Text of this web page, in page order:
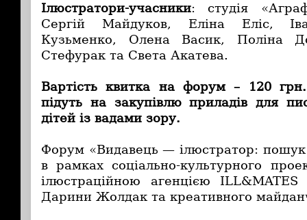
Ілюстратори-учасники: студія
Сергій Майдуков, Еліна Еліс,
Кузьменко, Олена Васик, Поліна
Стефурак та Света Акатева.
Вартість квитка на форум – 120
підуть на закупівлю приладів для
дітей із вадами зору.
Форум «Видавець — ілюстратор: пошук
в рамках соціально-культурного
ілюстраційною агенцією
Дарини Жолдак та креативного